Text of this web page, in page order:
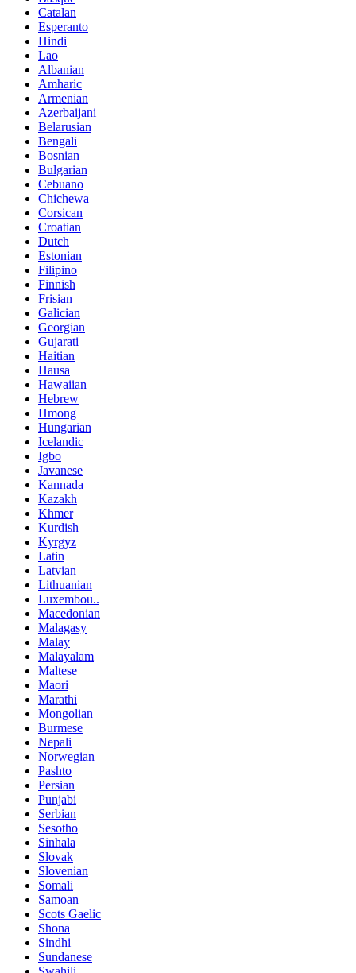
Catalan
Esperanto
Hindi
Lao
Albanian
Amharic
Armenian
Azerbaijani
Belarusian
Bengali
Bosnian
Bulgarian
Cebuano
Chichewa
Corsican
Croatian
Dutch
Estonian
Filipino
Finnish
Frisian
Galician
Georgian
Gujarati
Haitian
Hausa
Hawaiian
Hebrew
Hmong
Hungarian
Icelandic
Igbo
Javanese
Kannada
Kazakh
Khmer
Kurdish
Kyrgyz
Latin
Latvian
Lithuanian
Luxembou..
Macedonian
Malagasy
Malay
Malayalam
Maltese
Maori
Marathi
Mongolian
Burmese
Nepali
Norwegian
Pashto
Persian
Punjabi
Serbian
Sesotho
Sinhala
Slovak
Slovenian
Somali
Samoan
Scots Gaelic
Shona
Sindhi
Sundanese